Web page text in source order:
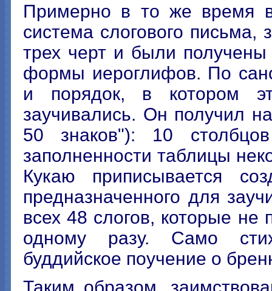
Примерно в то же время
система слогового письма,
трех черт и были получены
формы иероглифов. По
и порядок, в котором
заучивались. Он получил
50 знаков"): 10
заполненности таблицы
Кукаю приписывается
предназначенного для
всех 48 слогов, которые не
одному разу. Само
буддийское поучение о